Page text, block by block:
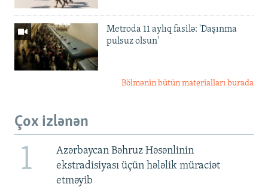
Metroda 11 aylıq fasilə: 'Daşınma
pulsuz olsun'
Bölmənin bütün materialları burada
Çox izlənən
1
Azərbaycan Bəhruz Həsənlinin
ekstradisiyası üçün hələlik müraciət
etməyib